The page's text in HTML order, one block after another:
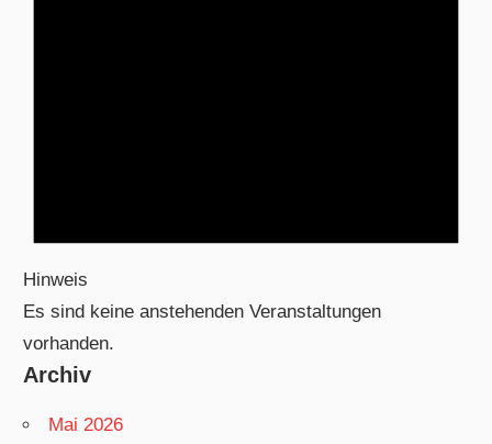
Hinweis
Es sind keine anstehenden Veranstaltungen
vorhanden.
Archiv
Mai 2026